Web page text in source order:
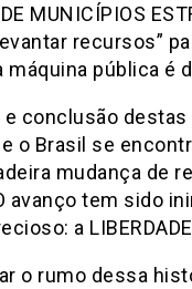
DE MUNICÍPIOS
recursos”
máquina pública é
conclusão
o Brasil se
mudança de
avanço tem sido
a
o rumo dessa